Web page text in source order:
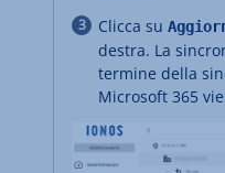
Clicca su
destra. La
termine della
Microsoft 365